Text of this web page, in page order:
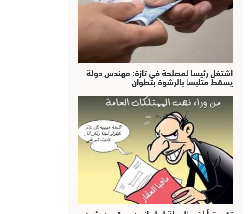
اشتغل رئيسا لمصلحة في تازة: مهندس دولة
يسقط متلبسا بالرشوة بتطوان